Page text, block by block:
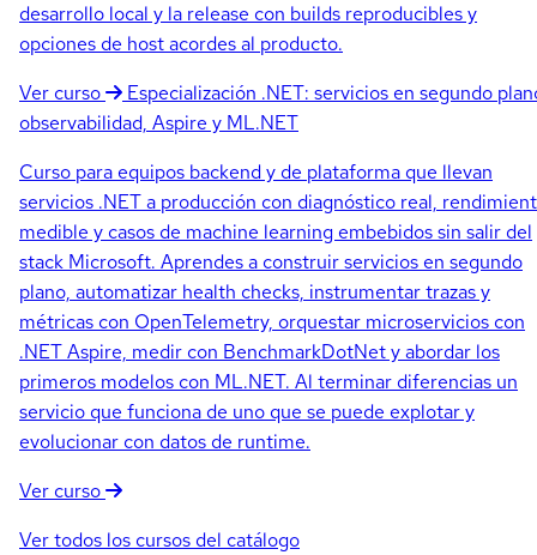
desarrollo local y la release con builds reproducibles y
opciones de host acordes al producto.
Ver curso
Especialización .NET: servicios en segundo
observabilidad, Aspire y ML.NET
Curso para equipos backend y de plataforma que llevan
servicios .NET a producción con diagnóstico real,
medible y casos de machine learning embebidos sin salir del
stack Microsoft. Aprendes a construir servicios en segundo
plano, automatizar health checks, instrumentar trazas y
métricas con OpenTelemetry, orquestar microservicios con
.NET Aspire, medir con BenchmarkDotNet y abordar los
primeros modelos con ML.NET. Al terminar diferencias un
servicio que funciona de uno que se puede explotar y
evolucionar con datos de runtime.
Ver curso
Ver todos los cursos del catálogo